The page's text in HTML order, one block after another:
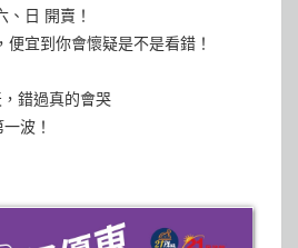
日 開賣！
宜到你會懷疑是不是看錯！
錯過真的會哭
波！